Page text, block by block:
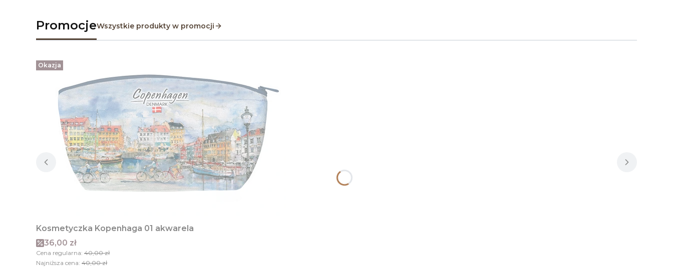
PromocjeWszystkie produkty w promocji
Okazja
Kosmetyczka Kopenhaga 01 akwarela
Cena promocyjna
36,00 zł
Cena regularna: 40,00 zł
Najniższa cena: 40,00 zł